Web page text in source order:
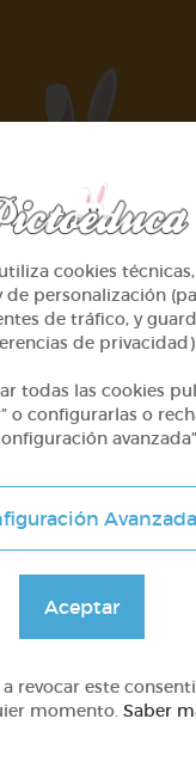
Otros
@MARTARAMIREZ
cookies
de personalización
de tráfico, y
de
todas las cookies
o configurarlas o
Avanzada
Aceptar
revocar este
momento. Saber